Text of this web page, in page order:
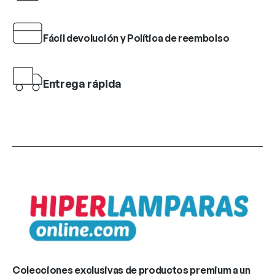
Fácil devolución y Política de reembolso
Entrega rápida
Colecciones exclusivas de productos premium a un